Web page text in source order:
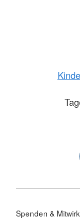
Spenden &